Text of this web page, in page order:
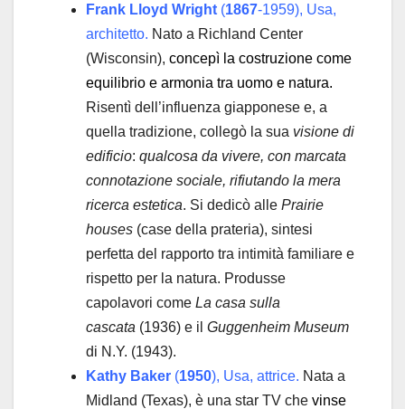
Frank Lloyd Wright (1867-1959), Usa,
architetto. Nato a Richland Center
(Wisconsin), concepì la costruzione come
equilibrio e armonia tra uomo e natura.
Risentì dell’influenza giapponese e, a
quella tradizione, collegò la sua visione di
edificio: qualcosa da vivere, con marcata
connotazione sociale, rifiutando la mera
ricerca estetica. Si dedicò alle Prairie
houses (case della prateria), sintesi
perfetta del rapporto tra intimità familiare e
rispetto per la natura. Produsse
capolavori come La casa sulla
cascata (1936) e il Guggenheim Museum
di N.Y. (1943).
Kathy Baker (1950), Usa, attrice. Nata a
Midland (Texas), è una star TV che vinse